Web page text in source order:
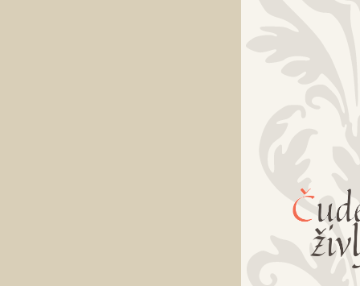
obiskuje
prepravljen s
nekako niso
v kolikor
precej
predalu z
kako